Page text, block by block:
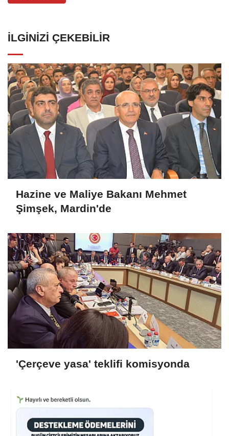
İLGINIZI ÇEKEBILIR
Hazine ve Maliye Bakanı Mehmet
Şimşek, Mardin'de
'Çerçeve yasa' teklifi komisyonda